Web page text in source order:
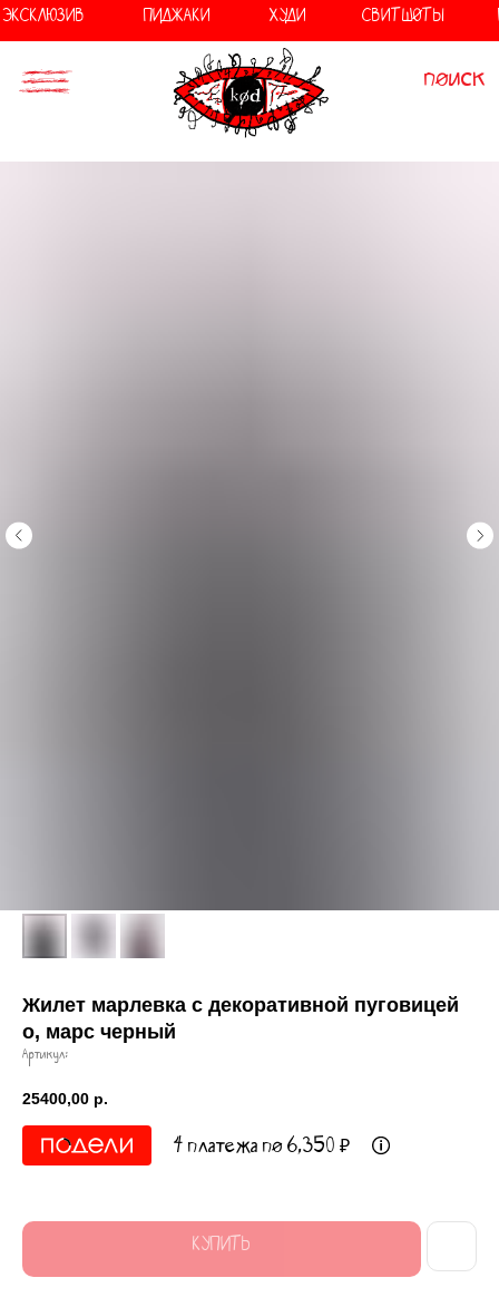
////
ЭКСКЛЮЗИВ ПИДЖАКИ ХУДИ СВИТШОТЫ
Жилет марлевка с декоративной пуговицей
о, марс черный
Артикул:
25400,00 р.
4 платежа по 6,350 ₽
КУПИТЬ